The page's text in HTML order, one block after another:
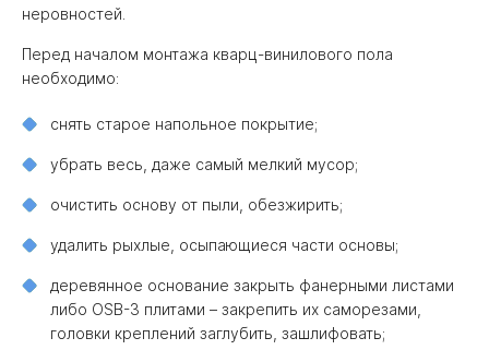
неровностей.
Перед началом монтажа кварц-винилового пола
необходимо:
снять старое напольное покрытие;
убрать весь, даже самый мелкий мусор;
очистить основу от пыли, обезжирить;
удалить рыхлые, осыпающиеся части основы;
деревянное основание закрыть фанерными листами
либо OSB-3 плитами – закрепить их саморезами,
головки креплений заглубить, зашлифовать;